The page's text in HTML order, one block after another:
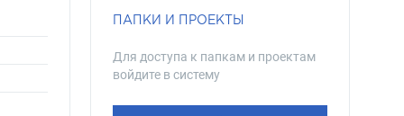
ПАПКИ И ПРОЕКТЫ
Для доступа к папкам и проектам
войдите в систему